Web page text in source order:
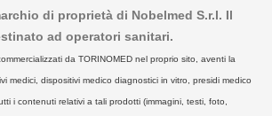
di proprietà di Nobelmed S.r.l. Il
ad operatori sanitari.
da TORINOMED nel proprio sito, aventi la
medici, dispositivi medico diagnostici in vitro, presidi medico
i contenuti relativi a tali prodotti (immagini, testi, foto,